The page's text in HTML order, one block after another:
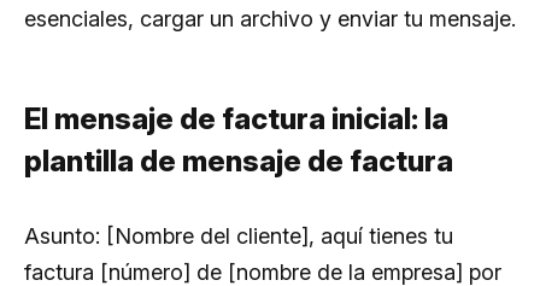
esenciales, cargar un archivo y enviar tu mensaje.
El mensaje de factura inicial: la
plantilla de mensaje de factura
Asunto: [Nombre del cliente], aquí tienes tu
factura [número] de [nombre de la empresa] por